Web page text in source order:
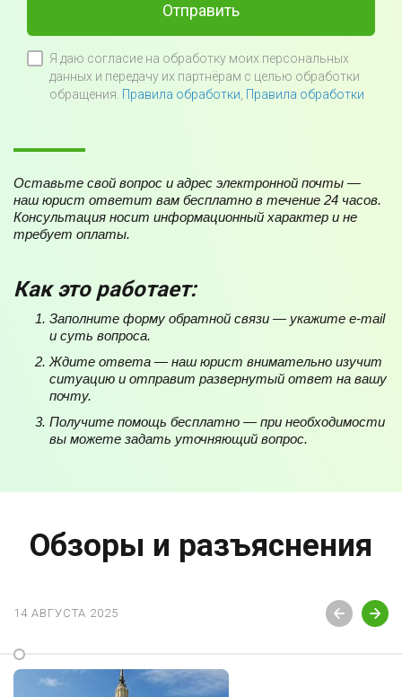
Отправить
Я даю согласие на обработку моих персональных
данных и передачу их партнёрам с целью обработки
обращения. Правила обработки Правила обработки
Оставьте свой вопрос и адрес электронной почты —
наш юрист ответит вам бесплатно в течение 24 часов.
Консультация носит информационный характер и не
требует оплаты.
Как это работает:
Заполните форму обратной связи — укажите e-mail
и суть вопроса.
Ждите ответа — наш юрист внимательно изучит
ситуацию и отправит развернутый ответ на вашу
почту.
Получите помощь бесплатно — при необходимости
вы можете задать уточняющий вопрос.
Обзоры и разъяснения
14 АВГУСТА 2025